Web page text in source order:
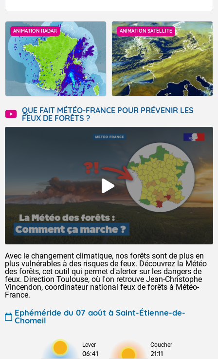
ANIMATION RADAR ANIMATION SATELLITE
QUE FAIT MÉTÉO-FRANCE POUR PRÉVENIR LES
FEUX DE FORÊTS ?
Avec le changement climatique, nos forêts sont de plus en
plus vulnérables à des risques de feux. Découvrez la Météo
des forêts, cet outil qui permet d'alerter sur les dangers de
feux. Direction Toulouse, où l'on retrouve Jean-Christophe
Vincendon, coordinateur national feux de forêts à Météo-
France.
Ephéméride du 07 août à Saint-Étienne-de-
Chomeil
Lever
06:41
Coucher
21:11